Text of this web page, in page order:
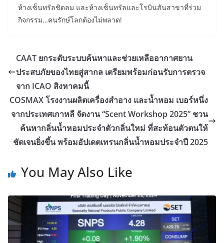
ห้างเซ็นทรัลชิดลม และห้างเซ็นทรัลและโรบินสันสาขาที่ร่วม
กิจกรรม…คนรักษ์โลกต้องไม่พลาด!
CAAT ยกระดับระบบค้นหาและช่วยเหลืออากาศยาน
ประสบภัยของไทยสู่สากล เตรียมพร้อมก่อนรับการตรวจ
จาก ICAO สิงหาคมนี้
COSMAX โรงงานผลิตเครื่องสำอาง และน้ำหอม เบอร์หนึ่ง
จากประเทศเกาหลี จัดงาน “Scent Workshop 2025” ชวน
ค้นหากลิ่นน้ำหอมประจำตัวกลิ่นใหม่ ที่สะท้อนตัวตนให้
ชัดเจนยิ่งขึ้น พร้อมอัปเดตเทรนกลิ่นน้ำหอมประจำปี 2025
You May Also Like